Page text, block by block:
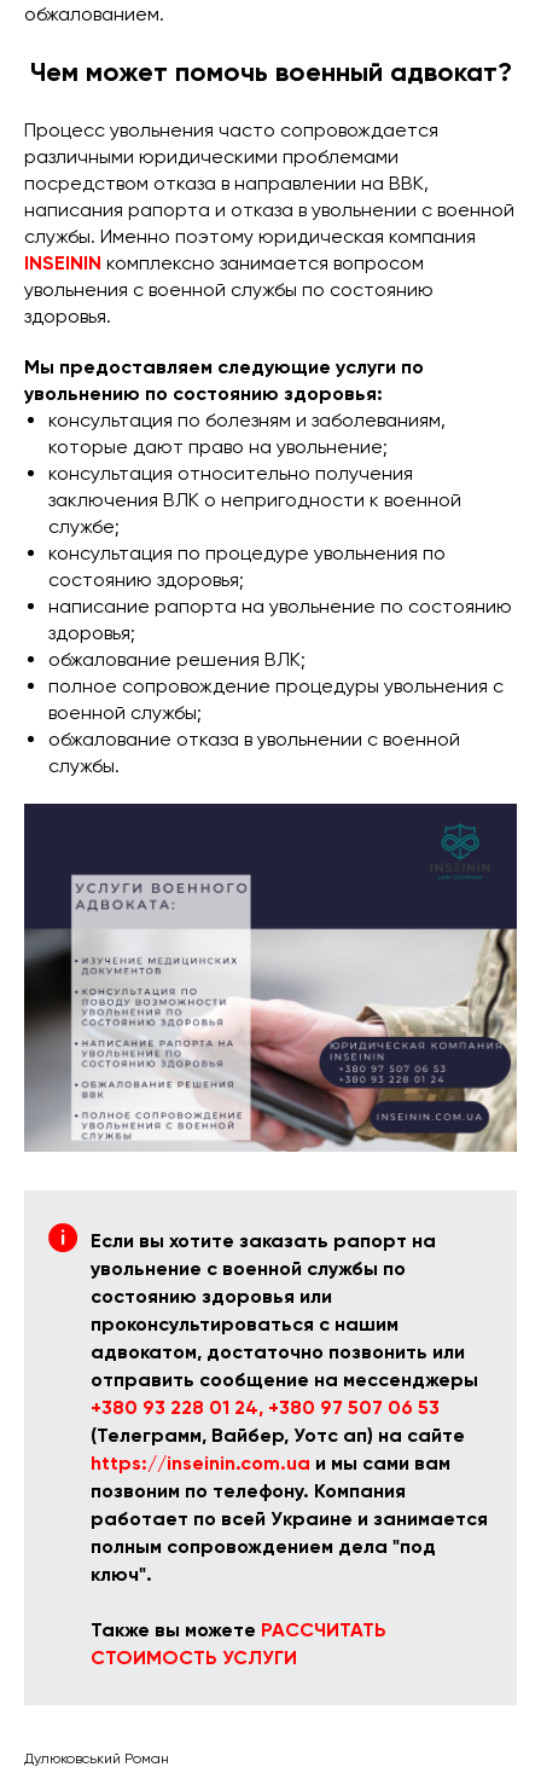
обжалованием.
Чем может помочь военный адвокат?
Процесс увольнения часто сопровождается
различными юридическими проблемами
посредством отказа в направлении на ВВК,
написания рапорта и отказа в увольнении с военной
службы. Именно поэтому юридическая компания
INSEININ комплексно занимается вопросом
увольнения с военной службы по состоянию
здоровья.
Мы предоставляем следующие услуги по
увольнению по состоянию здоровья:
консультация по болезням и заболеваниям,
которые дают право на увольнение;
консультация относительно получения
заключения ВЛК о непригодности к военной
службе;
консультация по процедуре увольнения по
состоянию здоровья;
написание рапорта на увольнение по состоянию
здоровья;
обжалование решения ВЛК;
полное сопровождение процедуры увольнения с
военной службы;
обжалование отказа в увольнении с военной
службы.
Если вы хотите заказать рапорт на
увольнение с военной службы по
состоянию здоровья или
проконсультироваться с нашим
адвокатом, достаточно позвонить или
отправить сообщение на мессенджеры
+380 93 228 01 24, +380 97 507 06 53
(Телеграмм, Вайбер, Уотс ап) на сайте
https://inseinin.com.ua и мы сами вам
позвоним по телефону. Компания
работает по всей Украине и занимается
полным сопровождением дела "под
ключ".
Также вы можете РАССЧИТАТЬ
СТОИМОСТЬ УСЛУГИ
Дулюковський Роман